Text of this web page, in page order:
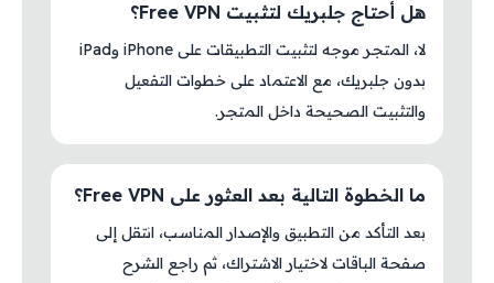
هل أحتاج جلبريك لتثبيت Free VPN؟
لا، المتجر موجه لتثبيت التطبيقات على iPhone وiPad
بدون جلبريك، مع الاعتماد على خطوات التفعيل
والتثبيت الصحيحة داخل المتجر.
ما الخطوة التالية بعد العثور على Free VPN؟
بعد التأكد من التطبيق والإصدار المناسب، انتقل إلى
صفحة الباقات لاختيار الاشتراك، ثم راجع الشرح